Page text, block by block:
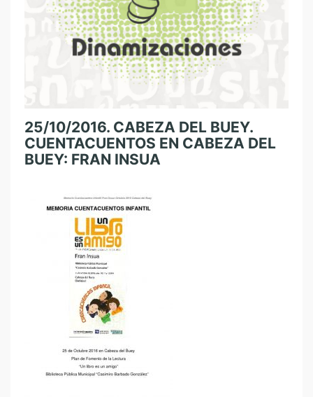
25/10/2016. CABEZA DEL BUEY.
CUENTACUENTOS EN CABEZA DEL
BUEY: FRAN INSUA